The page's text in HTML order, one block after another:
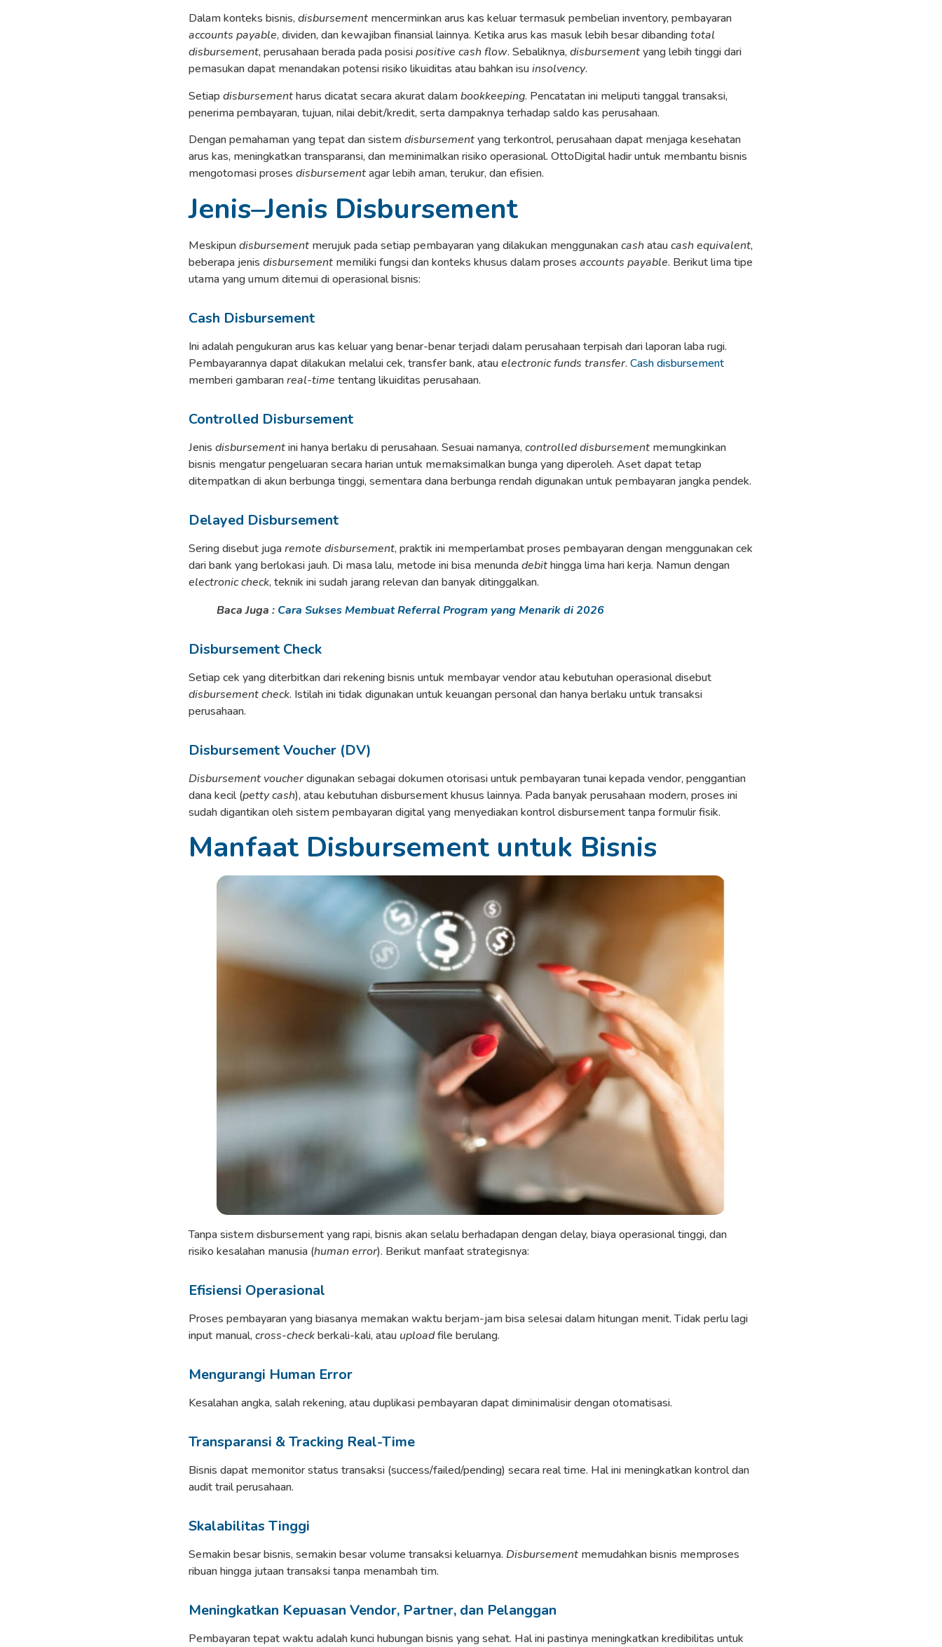
Dalam konteks bisnis, disbursementmencerminkan arus kas keluar termasuk pembelian inventory, pembayaran
accounts payable, dividen, dan kewajiban finansial lainnya. Ketika arus kas masuk lebih besar dibandingtotal
disbursement, perusahaan berada pada posisipositive cash flow. Sebaliknya, disbursementyang lebih tinggi dari
pemasukan dapat menandakan potensi risiko likuiditas atau bahkan isuinsolvency.
Setiap disbursementharus dicatat secara akurat dalambookkeeping. Pencatatan ini meliputi tanggal transaksi,
penerima pembayaran, tujuan, nilai debit/kredit, serta dampaknya terhadap saldo kas perusahaan.
Dengan pemahaman yang tepat dan sistemdisbursementyang terkontrol, perusahaan dapat menjaga kesehatan
arus kas, meningkatkan transparansi, dan meminimalkan risiko operasional. OttoDigital hadir untuk membantu bisnis
mengotomasi proses disbursementagar lebih aman, terukur, dan efisien.
Jenis–Jenis Disbursement
Meskipundisbursementmerujuk pada setiap pembayaran yang dilakukan menggunakancashataucash equivalent,
beberapa jenis disbursementmemiliki fungsi dan konteks khusus dalam proses accounts payable. Berikut lima tipe
utama yang umum ditemui di operasional bisnis:
Cash Disbursement
Ini adalah pengukuran arus kas keluar yang benar-benar terjadi dalam perusahaan terpisah dari laporan laba rugi.
Pembayarannya dapat dilakukan melalui cek, transfer bank, atauelectronic funds transfer. Cash disbursement
memberi gambaranreal-time tentang likuiditas perusahaan.
Controlled Disbursement
Jenis disbursementini hanya berlaku di perusahaan. Sesuai namanya, controlled disbursementmemungkinkan
bisnis mengatur pengeluaran secara harian untuk memaksimalkan bunga yang diperoleh. Aset dapat tetap
ditempatkan di akun berbunga tinggi, sementara dana berbunga rendah digunakan untuk pembayaran jangka pendek.
Delayed Disbursement
Sering disebut jugaremote disbursement, praktik ini memperlambat proses pembayaran dengan menggunakan cek
dari bank yang berlokasi jauh. Di masa lalu, metode ini bisa menundadebithingga lima hari kerja. Namun dengan
electronic check, teknik ini sudah jarang relevan dan banyak ditinggalkan.
Baca Juga : Cara Sukses Membuat Referral Program yang Menarik di 2026
Disbursement Check
Setiap cek yang diterbitkan dari rekening bisnis untuk membayar vendor atau kebutuhan operasional disebut
disbursement check. Istilah ini tidak digunakan untuk keuangan personal dan hanya berlaku untuk transaksi
perusahaan.
Disbursement Voucher (DV)
Disbursement voucherdigunakan sebagai dokumen otorisasi untuk pembayaran tunai kepada vendor, penggantian
dana kecil (petty cash), atau kebutuhan disbursement khusus lainnya. Pada banyak perusahaan modern, proses ini
sudah digantikan oleh sistem pembayaran digital yang menyediakan kontrol disbursement tanpa formulir fisik.
Manfaat Disbursement untuk Bisnis
Tanpa sistem disbursement yang rapi, bisnis akan selalu berhadapan dengan delay, biaya operasional tinggi, dan
risiko kesalahan manusia (human error). Berikut manfaat strategisnya:
Efisiensi Operasional
Proses pembayaran yang biasanya memakan waktu berjam-jam bisa selesai dalam hitungan menit. Tidak perlu lagi
input manual, cross-checkberkali-kali, atau uploadfile berulang.
Mengurangi Human Error
Kesalahan angka, salah rekening, atau duplikasi pembayaran dapat diminimalisir dengan otomatisasi.
Transparansi & Tracking Real-Time
Bisnis dapat memonitor status transaksi (success/failed/pending) secara real time. Hal ini meningkatkan kontrol dan
audit trail perusahaan.
Skalabilitas Tinggi
Semakin besar bisnis, semakin besar volume transaksi keluarnya. Disbursementmemudahkan bisnis memproses
ribuan hingga jutaan transaksi tanpa menambah tim.
Meningkatkan Kepuasan Vendor, Partner, dan Pelanggan
Pembayaran tepat waktu adalah kunci hubungan bisnis yang sehat. Hal ini pastinya meningkatkan kredibilitas untuk